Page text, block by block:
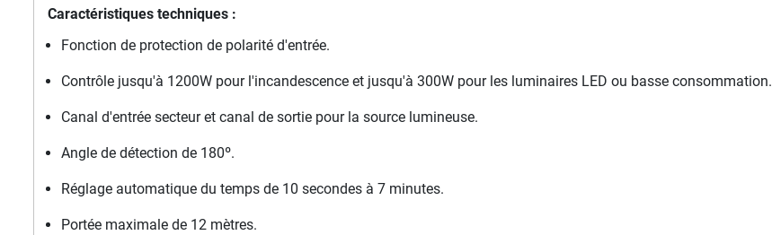
Caractéristiques techniques :
Fonction de protection de polarité d'entrée.
Contrôle jusqu'à 1200W pour l'incandescence et jusqu'à 300W pour les luminaires LED ou basse consommation.
Canal d'entrée secteur et canal de sortie pour la source lumineuse.
Angle de détection de 180º.
Réglage automatique du temps de 10 secondes à 7 minutes.
Portée maximale de 12 mètres.